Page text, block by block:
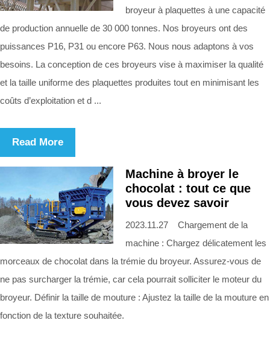
broyeur à plaquettes à une capacité
de production annuelle de 30 000 tonnes. Nos broyeurs ont des
puissances P16, P31 ou encore P63. Nous nous adaptons à vos
besoins. La conception de ces broyeurs vise à maximiser la qualité
et la taille uniforme des plaquettes produites tout en minimisant les
coûts d’exploitation et d ...
Read More
Machine à broyer le
chocolat : tout ce que
vous devez savoir
2023.11.27 Chargement de la
machine : Chargez délicatement les
morceaux de chocolat dans la trémie du broyeur. Assurez-vous de
ne pas surcharger la trémie, car cela pourrait solliciter le moteur du
broyeur. Définir la taille de mouture : Ajustez la taille de la mouture en
fonction de la texture souhaitée.